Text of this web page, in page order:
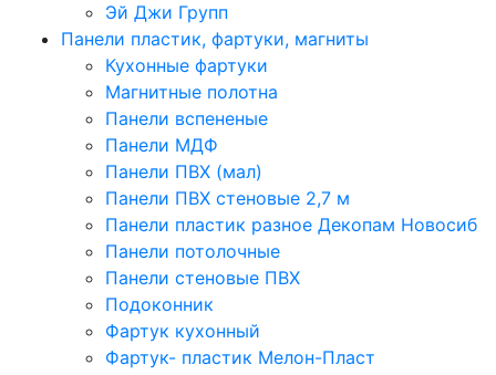
Эй Джи Групп
Панели пластик, фартуки, магниты
Кухонные фартуки
Магнитные полотна
Панели вспененые
Панели МДФ
Панели ПВХ (мал)
Панели ПВХ стеновые 2,7 м
Панели пластик разное Декопам Новосиб
Панели потолочные
Панели стеновые ПВХ
Подоконник
Фартук кухонный
Фартук- пластик Мелон-Пласт